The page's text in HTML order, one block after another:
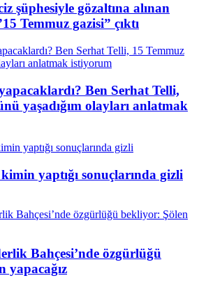
şüphesiyle gözaltına alınan
Temmuz gazisi” çıktı
Ben Serhat Telli,
yaşadığım olayları anlatmak
yaptığı sonuçlarında gizli
Bahçesi’nde özgürlüğü
yapacağız